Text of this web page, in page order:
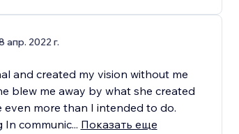
апр. 2022 г.
and created my vision without me
blew me away by what she created
even more than I intended to do.
In communic... Показать еще